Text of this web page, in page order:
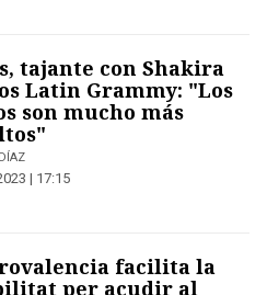
tajante con Shakira
Latin Grammy: "Los
son mucho más
| 17:15
facilita la
per acudir al